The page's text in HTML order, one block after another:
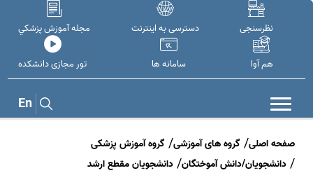
نظرسنجی دسترسی به اینترنت مجله آموزش پزشکي
هم آوا سامانه ها تور مجازی دانشکده
En
صفحه اصلی گروه های آموزشی گروه آموزش پزشکی
دانشجویان/دانش آموختگان دانشجویان مقطع ارشد